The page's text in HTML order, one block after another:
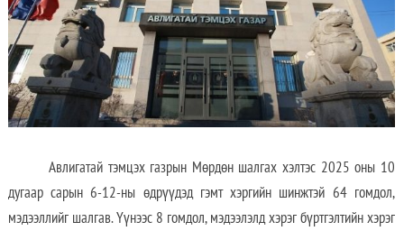
Авлигатай тэмцэх газрын Мөрдөн шалгах хэлтэс 2025 оны 10
дугаар сарын 6-12-ны өдрүүдэд гэмт хэргийн шинжтэй 64 гомдол,
мэдээллийг шалгав. Үүнээс 8 гомдол, мэдээлэлд хэрэг бүртгэлтийн хэрэг